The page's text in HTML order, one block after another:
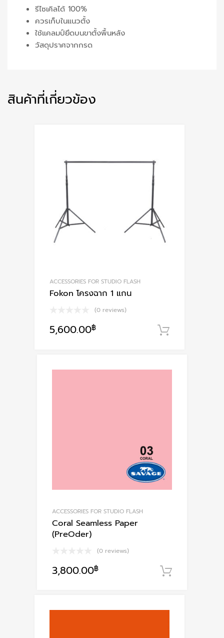
รีไซเคิลได้ 100%
ควรเก็บในแนวตั้ง
ใช้แคลมป์ยึดบนขาตั้งพื้นหลัง
วัสดุปราศจากกรด
สินค้าที่เกี่ยวข้อง
ACCESSORIES FOR STUDIO FLASH
Fokon โครงฉาก 1 แกน
(0 reviews)
5,600.00฿
ACCESSORIES FOR STUDIO FLASH
Coral Seamless Paper
(PreOder)
(0 reviews)
3,800.00฿